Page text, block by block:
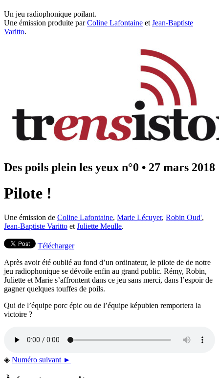
Un jeu radiophonique poilant.
Une émission produite parColine Lafontaine et Jean-Baptiste
Varitto.
Des poils plein les yeux n°0 • 27 mars 2018
Pilote !
Une émission de Coline Lafontaine, Marie Lécuyer, Robin Oud',
Jean-Baptiste Varitto et Juliette Meulle.
Télécharger
Après avoir été oublié au fond d’un ordinateur, le pilote de de notre
jeu radiophonique se dévoile enfin au grand public. Rémy, Robin,
Juliette et Marie s’affrontent dans ce jeu sans merci, dans l’espoir de
gagner quelques touffes de poils.
Qui de l’équipe porc épic ou de l’équipe képubien remportera la
victoire ?
◈ Numéro suivant ►